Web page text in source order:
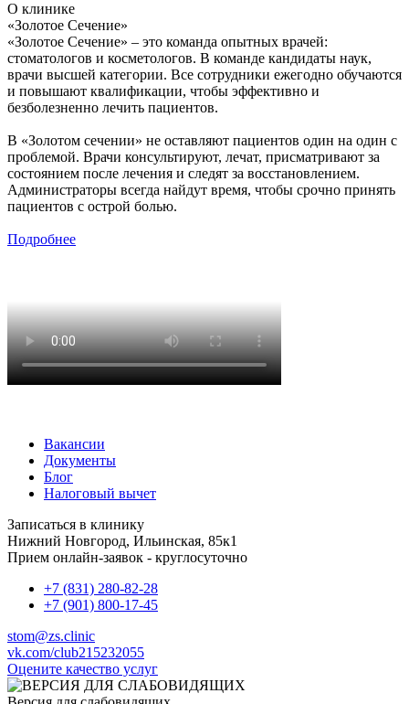
О клинике
«Золотое Сечение»
«Золотое Сечение» – это команда опытных врачей:
стоматологов и косметологов. В команде кандидаты наук,
врачи высшей категории. Все сотрудники ежегодно обучаются
и повышают квалификации, чтобы эффективно и
безболезненно лечить пациентов.
В «Золотом сечении» не оставляют пациентов один на один с
проблемой. Врачи консультируют, лечат, присматривают за
состоянием после лечения и следят за восстановлением.
Администраторы всегда найдут время, чтобы срочно принять
пациентов с острой болью.
Подробнее
Вакансии
Документы
Блог
Налоговый вычет
Записаться в клинику
Нижний Новгород, Ильинская, 85к1
Прием онлайн-заявок - круглосуточно
+7 (831) 280-82-28
+7 (901) 800-17-45
stom@zs.clinic
vk.com/club215232055
Оцените качество услуг